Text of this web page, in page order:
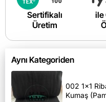
Sertifikalı
Üretim
ile
Aynı Kategoriden
002 1x1
Kumaş